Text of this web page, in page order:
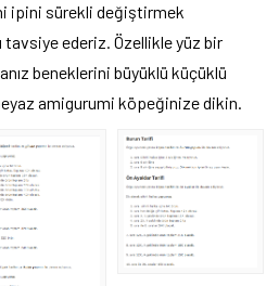
ipini sürekli değiştirmek
tavsiye ederiz. Özellikle yüz bir
beneklerini büyüklü küçüklü
amigurumi köpeğinize dikin.